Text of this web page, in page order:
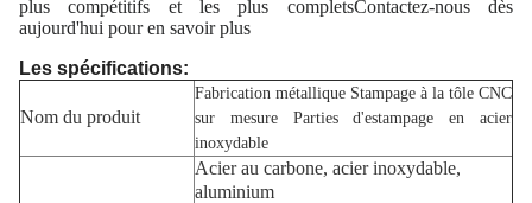
plus compétitifs et les plus completsContactez-nous dès
aujourd'hui pour en savoir plus
Les spécifications:
Nom du produit
Fabrication métallique Stampage à la tôle CNC
sur mesure Parties d'estampage en acier
inoxydable
Acier au carbone, acier inoxydable,
aluminium